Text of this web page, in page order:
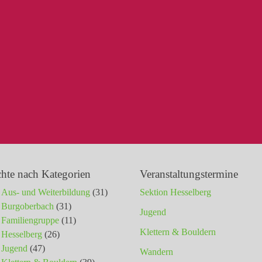
nach Kategorien
Aus- und Weiterbildung(31)
Burgoberbach (31)
Familiengruppe(11)
Hesselberg(26)
Jugend (47)
Veranstaltungstermine
Sektion Hesselberg
Jugend
Klettern & Bouldern
Wandern